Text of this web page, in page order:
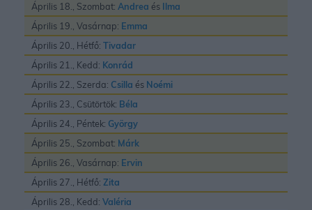
Április 18., Szombat: Andrea és Ilma
Április 19., Vasárnap: Emma
Április 20., Hétfő: Tivadar
Április 21., Kedd: Konrád
Április 22., Szerda: Csilla és Noémi
Április 23., Csütörtök: Béla
Április 24., Péntek: György
Április 25., Szombat: Márk
Április 26., Vasárnap: Ervin
Április 27., Hétfő: Zita
Április 28., Kedd: Valéria